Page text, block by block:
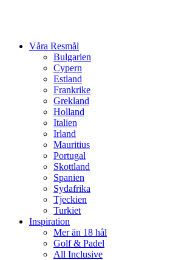
Våra Resmål
Bulgarien
Cypern
Estland
Frankrike
Grekland
Holland
Italien
Irland
Mauritius
Portugal
Skottland
Spanien
Sydafrika
Tjeckien
Turkiet
Inspiration
Mer än 18 hål
Golf & Padel
All Inclusive